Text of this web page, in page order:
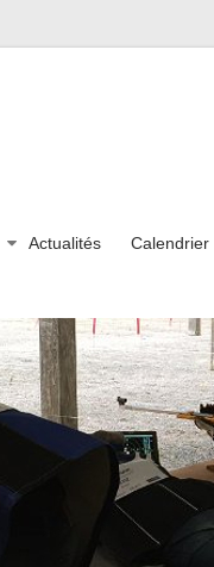
Actualités Calendrier